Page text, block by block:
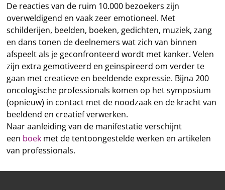
De reacties van de ruim 10.000 bezoekers zijn
overweldigend en vaak zeer emotioneel. Met
schilderijen, beelden, boeken, gedichten, muziek, zang
en dans tonen de deelnemers wat zich van binnen
afspeelt als je geconfronteerd wordt met kanker. Velen
zijn extra gemotiveerd en geïnspireerd om verder te
gaan met creatieve en beeldende expressie. Bijna 200
oncologische professionals komen op het symposium
(opnieuw) in contact met de noodzaak en de kracht van
beeldend en creatief verwerken.
Naar aanleiding van de manifestatie verschijnt
een boekmet de tentoongestelde werken en artikelen
van professionals.